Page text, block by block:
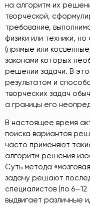
на алгоритм их
творческой,
требование,
физики или техники,
(прямые или
законами которых
решении задачи. В
результатом и
творческих задач
а границы его
В настоящее время
поиска вариантов
часто применяют
алгоритм решения
Суть метода
задачу решают
специалистов (по
выдвигает различные